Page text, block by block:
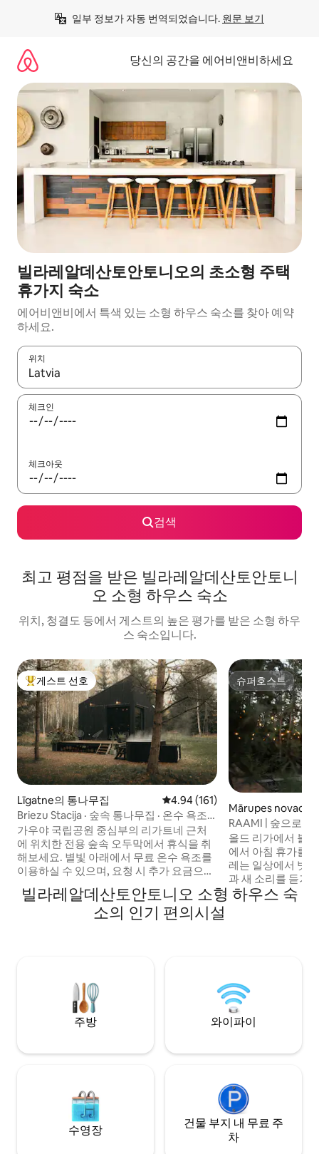
일부 정보가 자동 번역되었습니다. 원문 보기
당신의 공간을 에어비앤비하세요
빌라레알데산토안토니오의 초소형 주택
휴가지 숙소
에어비앤비에서 특색 있는 소형 하우스 숙소를 찾아 예약
하세요.
위치
결과가 나오면 위·아래 화살표 키를 사용하거나 터치 또는 스와이
체크인
체크아웃
검색
최고 평점을 받은 빌라레알데산토안토니
오 소형 하우스 숙소
위치, 청결도 등에서 게스트의 높은 평가를 받은 소형 하우
스 숙소입니다.
상위 게스트 선호
게스트 선호
Līgatne의 통나무집 평점 4.94점(5점 만점), 후기 161
4.94 (161)
Briezu Stacija · 숲속 통나무집 · 온수 욕조
및 사우나
가우야 국립공원 중심부의 리가트네 근처
에 위치한 전용 숲속 오두막에서 휴식을 취
해보세요. 별빛 아래에서 무료 온수 욕조를
이용하실 수 있으며, 요청 시 추가 요금으로
전용 사우나를 이용하실 수 있습니다. 한적
한 오두막에서 휴가를 보내고 싶은 커플과
자연 애호가에게 안성맞춤입니다. 완전한
침묵, 숲과 야생동물, 벽난로 옆의 아늑한 저
화로운 자연 속 휴양에 이상적입니다.
슈퍼호스트
슈퍼호스트
Mārupes novads
RAAMI | 숲으로
올드 리가에서 불
에서 아침 휴가를
레는 일상에서 벗
과 새 소리를 듣거
있는 욕조에서 휴
나, 넓은 테라스에
빌라레알데산토안토니오 소형 하우스 숙
소의 인기 편의시설
주방 와이파이
수영장
건물 부지 내 무료 주
차